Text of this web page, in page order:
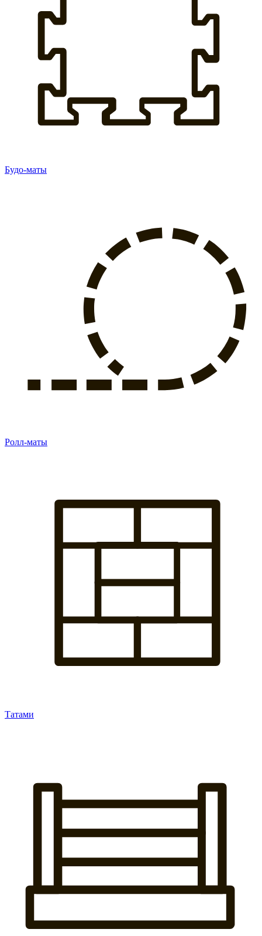
Будо-маты
Ролл-маты
Татами